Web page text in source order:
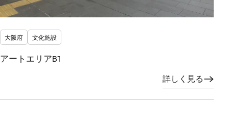
大阪府 文化施設
アートエリアB1
詳しく見る